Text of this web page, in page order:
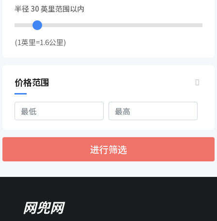
半径30英里范围以内
(1英里=1.6公里)
价格范围
进行筛选
网兜网